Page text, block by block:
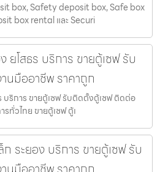
box, Safety deposit box, Safe box
box rental และ Securi
ยโสธร บริการ ขายตู้เซฟ รับ
นมืออาชีพ ราคาถูก
บริการ ขายตู้เซฟ รับติดตั้งตู้เซฟ ติดต่อ
ทั่วไทย ขายตู้เซฟ ตู้เ
ระยอง บริการ ขายตู้เซฟ รับ